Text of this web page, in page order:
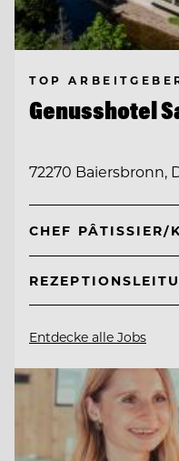
TOP
Genusshotel
72270 Baiersbronn,
CHEF PÂTISSIER/
Entdecke alle Jobs